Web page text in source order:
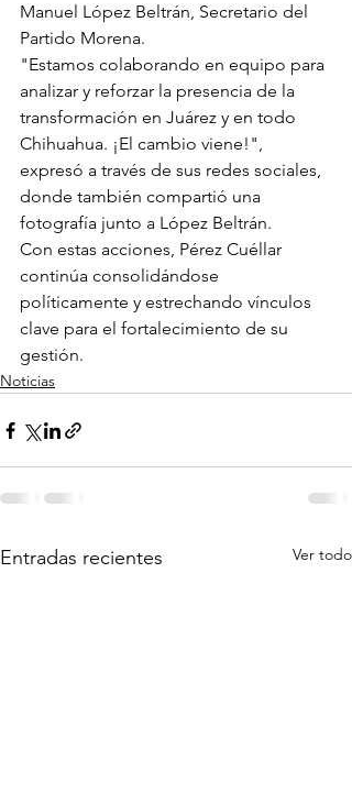
Manuel López Beltrán, Secretario del
Partido Morena.
"Estamos colaborando en equipo para
analizar y reforzar la presencia de la
transformación en Juárez y en todo
Chihuahua. ¡El cambio viene!",
expresó a través de sus redes sociales,
donde también compartió una
fotografía junto a López Beltrán.
Con estas acciones, Pérez Cuéllar
continúa consolidándose
políticamente y estrechando vínculos
clave para el fortalecimiento de su
gestión.
Noticias
Entradas recientes Ver todo